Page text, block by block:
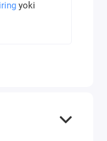
yoki